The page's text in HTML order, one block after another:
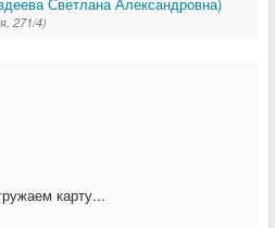
271/4)
карту...